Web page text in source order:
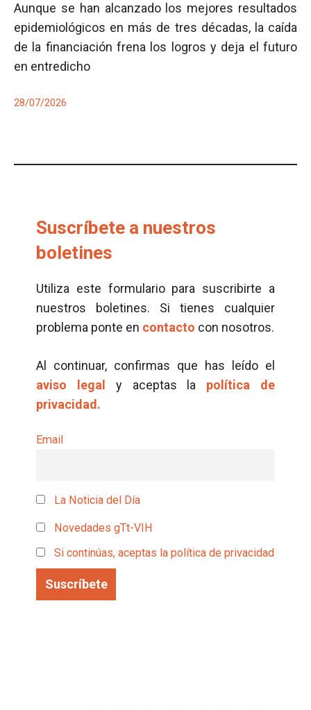
Aunque se han alcanzado los mejores resultados
epidemiológicos en más de tres décadas, la caída
de la financiación frena los logros y deja el futuro
en entredicho
28/07/2026
Suscríbete a nuestros
boletines
Utiliza este formulario para suscribirte a
nuestros boletines. Si tienes cualquier
problema ponte en contacto con nosotros.
Al continuar, confirmas que has leído el
aviso legal
y aceptas la política de
privacidad.
Email
La Noticia del Día
Novedades gTt-VIH
Si continúas, aceptas la política de privacidad